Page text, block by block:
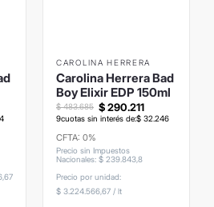
CAROLINA HERRERA
Carolina Herrera Bad
Boy Elixir EDP 150ml
$290.211
$ 483.685
9cuotas sin interés de:$ 32246
CFTA: 0%
Precio sin Impuestos
Nacionales: $ 2398438
Precio por unidad:
$ 3.224.566,67 / lt